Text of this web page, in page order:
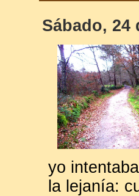
Sábado, 24
yo
la lejanía: